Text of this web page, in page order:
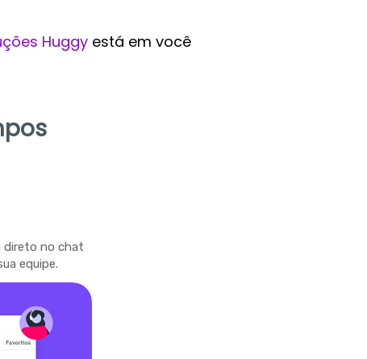
Huggyestá em você
direto no chat
equipe.